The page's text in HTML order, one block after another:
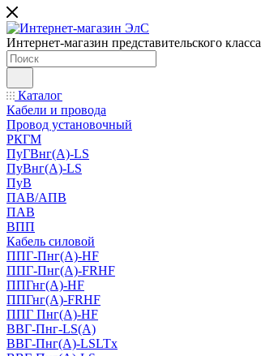
Интернет-магазин представительского класса
Каталог
Кабели и провода
Провод установочный
РКГМ
ПуГВнг(А)-LS
ПуВнг(А)-LS
ПуВ
ПАВ/АПВ
ПАВ
ВПП
Кабель силовой
ППГ-Пнг(А)-HF
ППГ-Пнг(А)-FRHF
ППГнг(А)-HF
ППГнг(А)-FRHF
ППГ Пнг(А)-HF
ВВГ-Пнг-LS(А)
ВВГ-Пнг(А)-LSLTx